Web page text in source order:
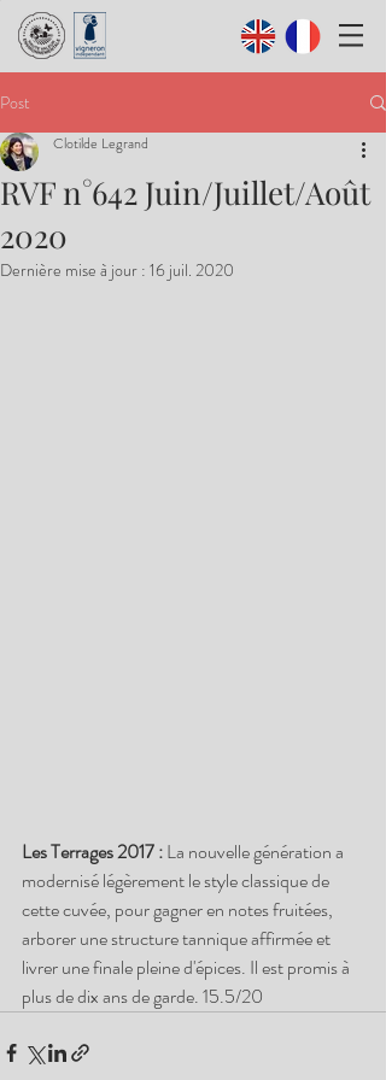
Post
RVF n°642 Juin/Juillet/Août
2020
Clotilde Legrand
Dernière mise à jour : 16 juil. 2020
Les Terrages 2017 : La nouvelle génération a
modernisé légèrement le style classique de
cette cuvée, pour gagner en notes fruitées,
arborer une structure tannique affirmée et
livrer une finale pleine d'épices. Il est promis à
plus de dix ans de garde. 15.5/20